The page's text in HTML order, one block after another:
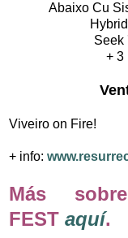
Abaixo Cu
Seek
+ 3
Viveiro on Fire!
+ info:
Más
FEST aquí.